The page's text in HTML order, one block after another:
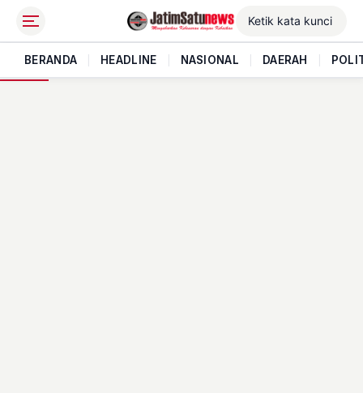
BERANDA HEADLINE NASIONAL DAERAH